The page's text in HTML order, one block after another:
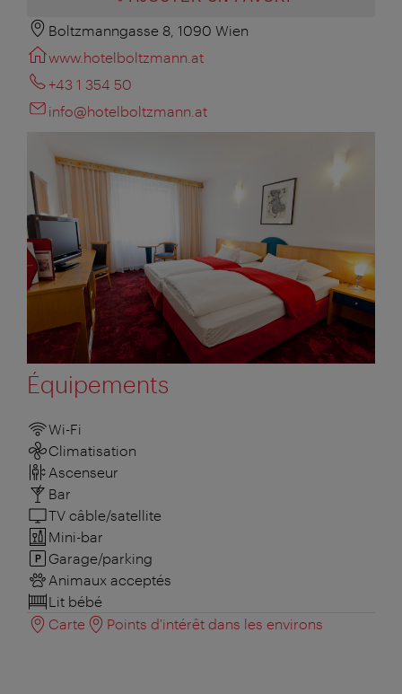
Boltzmanngasse 8, 1090 Wien
www.hotelboltzmann.at
+43 1 354 50
info@hotelboltzmann.at
Équipements
Wi-Fi
Climatisation
Ascenseur
Bar
TV câble/satellite
Mini-bar
Garage/parking
Animaux acceptés
Lit bébé
Carte
Points d'intérêt dans les environs